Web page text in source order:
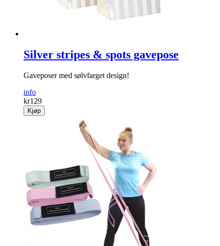
Silver stripes & spots gavepose
Gaveposer med sølvfarget design!
info
kr129
Kjøp